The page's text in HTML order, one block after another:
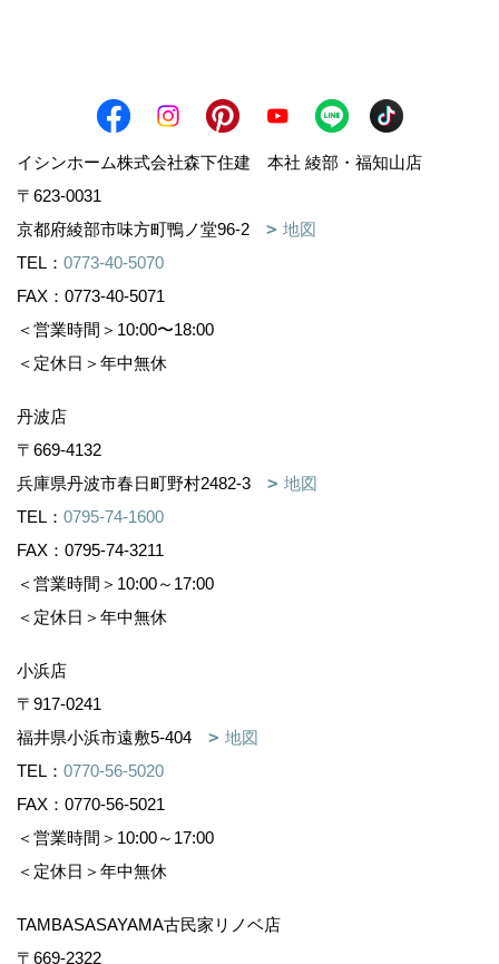
イシンホーム株式会社森下住建 本社 綾部・福知山店
〒623-0031
京都府綾部市味方町鴨ノ堂96-2
地図
TEL： 0773-40-5070
FAX：0773-40-5071
＜営業時間＞10:00〜18:00
＜定休日＞年中無休
丹波店
〒669-4132
兵庫県丹波市春日町野村2482-3
地図
TEL： 0795-74-1600
FAX：0795-74-3211
＜営業時間＞10:00～17:00
＜定休日＞年中無休
小浜店
〒917-0241
福井県小浜市遠敷5-404
地図
TEL： 0770-56-5020
FAX：0770-56-5021
＜営業時間＞10:00～17:00
＜定休日＞年中無休
TAMBASASAYAMA古民家リノベ店
〒669-2322